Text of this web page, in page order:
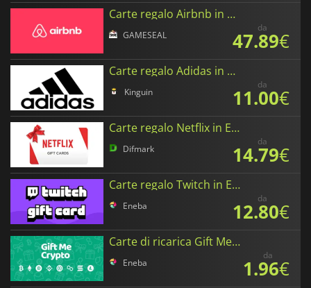
Carte regalo Airbnb in Euro
GAMESEAL
da
47.89€
Carte regalo Adidas in Euro
Kinguin
da
11.00€
Carte regalo Netflix in Euro
Difmark
da
14.79€
Carte regalo Twitch in Euro
Eneba
da
12.80€
Carte di ricarica Gift Me Crypto in Euro
Eneba
da
1.96€